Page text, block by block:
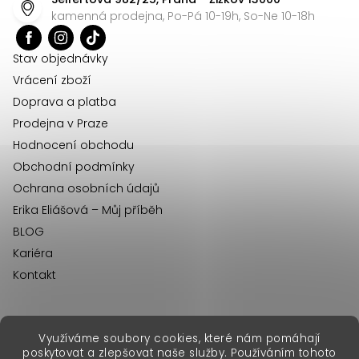
Využíváme soubory cookies, které nám pomáhají
poskytovat a zlepšovat naše služby. Používáním tohoto
kamenná prodejna, Po-Pá 10-19h, So-Ne 10-18h
Stav objednávky
Vrácení zboží
Doprava a platba
Prodejna v Praze
Hodnocení obchodu
Obchodní podmínky
Ochrana osobních údajů
Erika Eliášová – Můj příběh
BLOG
Kariéra
Kontakt
erikafashion.sk